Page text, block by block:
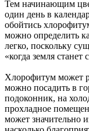
Тем начинающим
один день в
обойтись
можно определить
легко, поскольку
«когда земля станет
Хлорофитум может
можно посадить в
подоконник, на
прохладное
может значительно